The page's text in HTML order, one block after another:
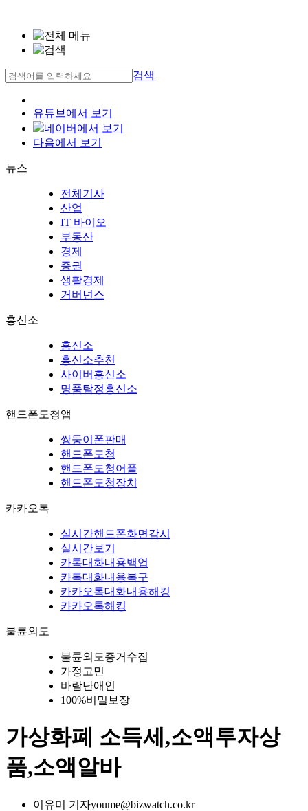
검색
유튜브에서 보기
네이버에서 보기
다음에서 보기
뉴스
전체기사
산업
IT 바이오
부동산
경제
증권
생활경제
거버넌스
흥신소
흥신소
흥신소추천
사이버흥신소
명품탐정흥신소
핸드폰도청앱
쌍둥이폰판매
핸드폰도청
핸드폰도청어플
핸드폰도청장치
카카오톡
실시간핸드폰화면감시
실시간보기
카톡대화내용백업
카톡대화내용복구
카카오톡대화내용해킹
카카오톡해킹
불륜외도
불륜외도증거수집
가정고민
바람난애인
100%비밀보장
가상화폐 소득세,소액투자상
품,소액알바
이유미 기자youme@bizwatch.co.kr